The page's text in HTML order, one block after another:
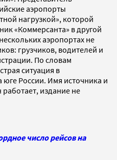
аэропорты
нагрузкой», которой
«Коммерсанта» в другой
аэропортах не
грузчиков, водителей и
По словам
ситуация в
России. Имя источника и
издание не
число рейсов на